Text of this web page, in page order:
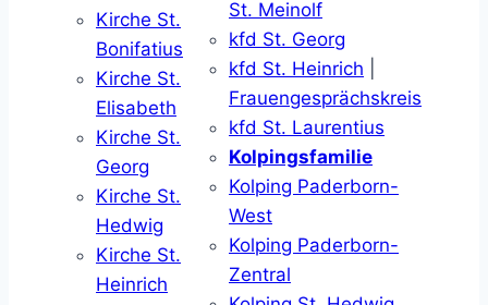
Kirche St.
Bonifatius
Kirche St.
Elisabeth
Kirche St.
Georg
Kirche St.
Hedwig
Kirche St.
Heinrich
St. Meinolf
kfd St. Georg
kfd St. Heinrich
Frauengesprächskreis
kfd St. Laurentius
Kolpingsfamilie
Kolping Paderborn-
West
Kolping Paderborn-
Zentral